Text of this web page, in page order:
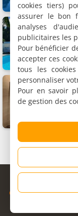
2.9
5
2.9 km
2.9
Cybevasion|
cookies tiers)
assurer le bon
analyses
publicitaires les
Pour bénéficier
accepter ces
tous les
personnaliser
Pour en savoir
de gestion des